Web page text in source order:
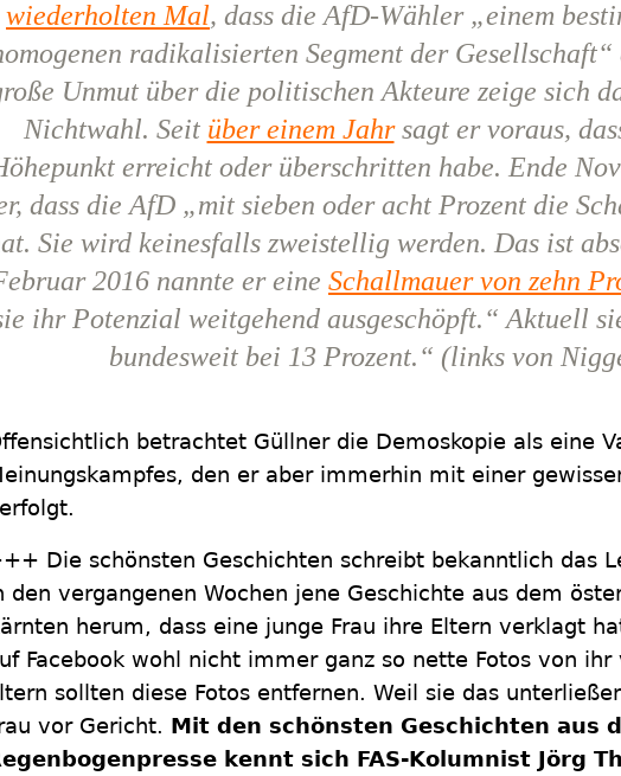
wiederholten Mal, dass die AfD-Wähler „einem
radikalisierten Segment der
Unmut über die politischen Akteure zeige sich
Nichtwahl. Seit über einem Jahrsagt er voraus,
erreicht oder überschritten habe. Ende
dass die AfD „mit sieben oder acht Prozent die
Sie wird keinesfalls zweistellig werden. Das ist
2016 nannte er eine Schallmauer von zehn
ihr Potenzial weitgehend ausgeschöpft.“ Aktuell
bundesweit bei 13 Prozent.“ (links von
betrachtet Güllner die Demoskopie als eine
den er aber immerhin mit einer
Die schönsten Geschichten schreibt bekanntlich das
den vergangenen Wochen jene Geschichte aus dem
herum, dass eine junge Frau ihre Eltern verklagt
Facebook wohl nicht immer ganz so nette Fotos von
sollten diese Fotos entfernen. Weil sie das
vor Gericht. Mit den schönsten Geschichten aus
kennt sich FAS-Kolumnist Jörg